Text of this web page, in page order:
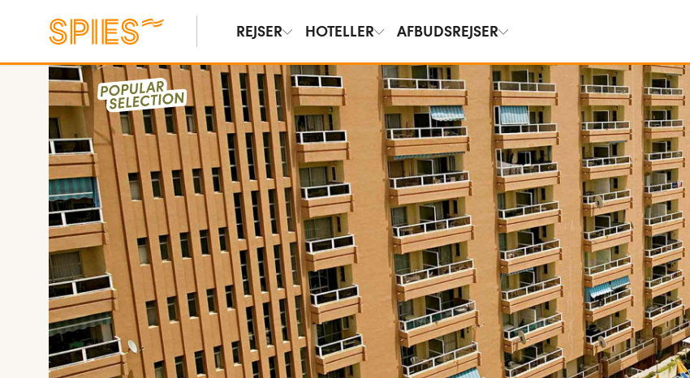
REJSER HOTELLER AFBUDSREJSER
Vis film og billeder